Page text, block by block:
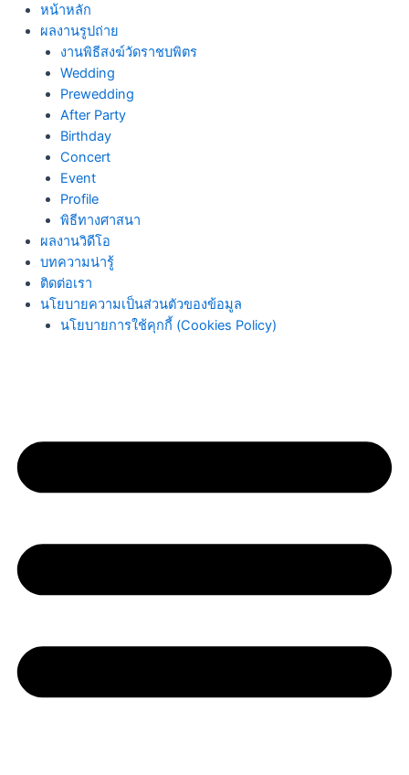
content
หน้าหลัก
ผลงานรูปถ่าย
งานพิธีสงฆ์วัดราชบพิตร
Wedding
Prewedding
After Party
Birthday
Concert
Event
Profile
พิธีทางศาสนา
ผลงานวิดีโอ
บทความน่ารู้
ติดต่อเรา
นโยบายความเป็นส่วนตัวของข้อมูล
นโยบายการใช้คุกกี้ (Cookies Policy)